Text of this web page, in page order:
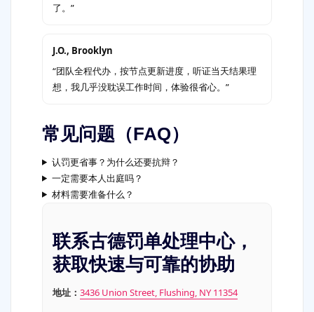
了。”
J.O., Brooklyn
“团队全程代办，按节点更新进度，听证当天结果理
想，我几乎没耽误工作时间，体验很省心。”
常见问题（FAQ）
认罚更省事？为什么还要抗辩？
一定需要本人出庭吗？
材料需要准备什么？
联系古德罚单处理中心，
获取快速与可靠的协助
地址： 3436 Union Street, Flushing, NY 11354